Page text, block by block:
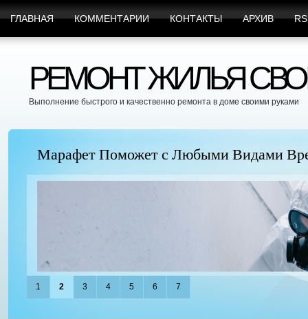
ГЛАВНАЯ КОММЕНТАРИИ КОНТАКТЫ АРХИВ
РЕМОНТ ЖИЛЬЯ
Выполнение быстрого и качественно ремонта в доме своими руками
Марафет Поможет с Любыми Видами
1 2 3 4 5 6 7